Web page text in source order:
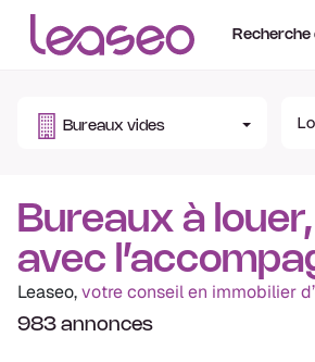
Bureaux vides
Bureaux à
avec
Leaseo,votre conseil en immobilier
983 annonces